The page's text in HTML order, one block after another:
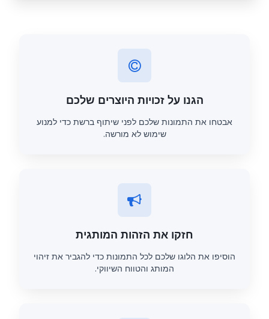
הגנו על זכויות היוצרים שלכם
אבטחו את התמונות שלכם לפני שיתוף ברשת כדי למנוע
שימוש לא מורשה.
חזקו את הזהות המותגית
הוסיפו את הלוגו שלכם לכל התמונות כדי להגביר את זיהוי
המותג והטווח השיווקי.